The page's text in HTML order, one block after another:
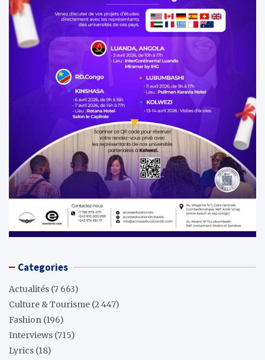
Categories
Actualités (7 663)
Culture & Tourisme (2 447)
Fashion (196)
Interviews (715)
Lyrics (18)